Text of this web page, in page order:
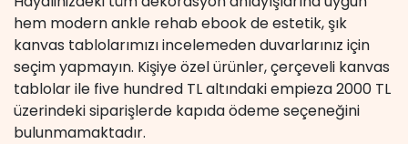
hem modern ankle rehab ebook de estetik, şık
kanvas tablolarımızı incelemeden duvarlarınız için
seçim yapmayın. Kişiye özel ürünler, çerçeveli kanvas
tablolar ile five hundred TL altındaki empieza 2000 TL
üzerindeki siparişlerde kapıda ödeme seçeneğini
bulunmamaktadır.